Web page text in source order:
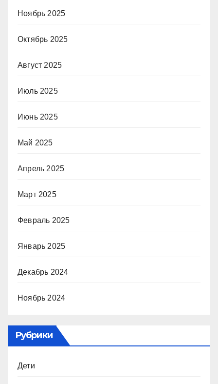
Ноябрь 2025
Октябрь 2025
Август 2025
Июль 2025
Июнь 2025
Май 2025
Апрель 2025
Март 2025
Февраль 2025
Январь 2025
Декабрь 2024
Ноябрь 2024
Рубрики
Дети